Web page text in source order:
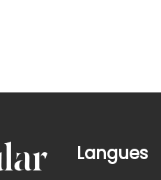
Langues